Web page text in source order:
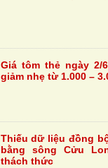
Giá tôm thẻ ngày 2/
giảm nhẹ từ 1.000 –
Thiếu dữ liệu đồng
bằng sông Cửu
thách thức